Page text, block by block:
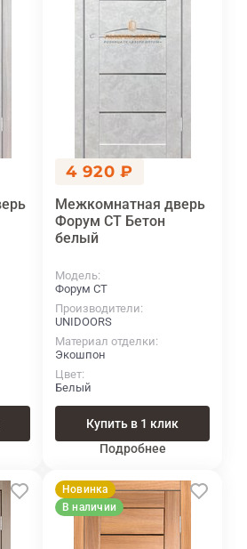
4 920 ₽
Межкомнатная дверь
Форум СТ Бетон
белый
Модель
Форум СТ
Производители
UNIDOORS
Материал отделки
Экошпон
Цвет
Белый
Купить в 1 клик
Подробнее
Новинка
В наличии